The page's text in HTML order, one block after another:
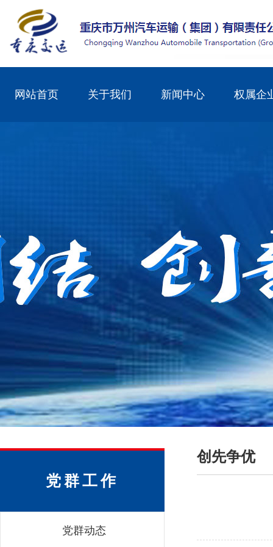
网站首页 关于我们 新闻中心 权属企
党群工作
党群动态
创先争优